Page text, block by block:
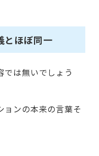
とほぼ同一
では無いでしょう
ョンの本来の言葉そ